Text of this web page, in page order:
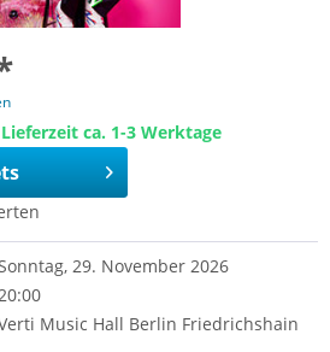
ca. 1-3 Werktage
29. November 2026
Music Hall Berlin Friedrichshain